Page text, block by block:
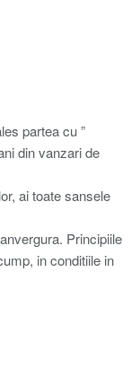
partea cu ”
din vanzari de
ai toate sansele
Principiile
in conditiile in